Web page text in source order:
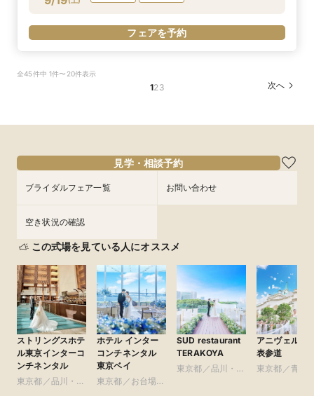
フェアを予約
全45件中 1件〜20件表示
123 次へ
見学・相談予約
ブライダルフェア一覧 お問い合わせ
空き状況の確認
この式場を見ている人にオススメ
ストリングスホテ
ル東京インターコ
ンチネンタル
東京都／品川・目
ホテル インター
コンチネンタル
東京ベイ
東京都／お台場・
SUD restaurant
TERAKOYA
東京都／品川・目
アニヴェルセ
表参道
東京都／青山